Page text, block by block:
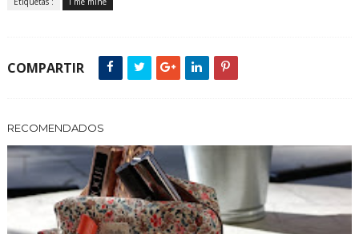
COMPARTIR
RECOMENDADOS